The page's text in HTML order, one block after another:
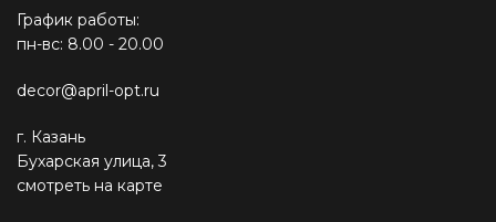
График работы:
пн-вс: 8.00 - 20.00
decor@april-opt.ru
г. Казань
Бухарская улица, 3
смотреть на карте